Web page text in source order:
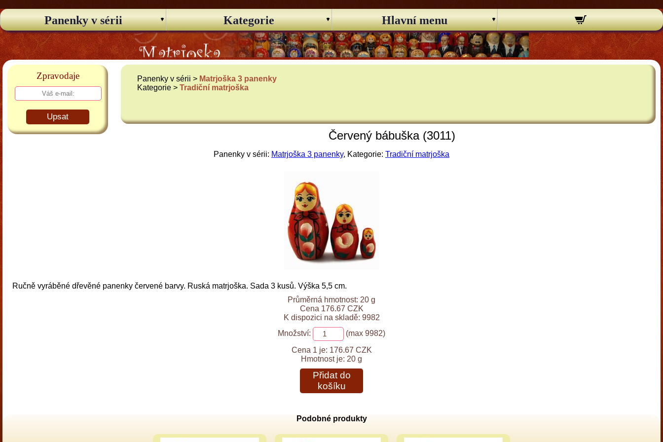
Panenky v sérii Kategorie Hlavní menu
Zpravodaje
Upsat
Panenky v sérii > Matrjoška 3 panenky
Kategorie >Tradiční matrjoška
Červený bábuška (3011)
Panenky v sérii: Matrjoška 3 panenky, Kategorie: Tradiční matrjoška
Ručně vyráběné dřevěné panenky červené barvy. Ruská matrjoška. Sada 3 kusů. Výška 5,5 cm.
Průměrná hmotnost: 20 g
Cena 176.67 CZK
K dispozici na skladě: 9982
Množství:
(max 9982)
Cena 1 je: 176.67 CZK
Hmotnost je: 20 g
Přidat do
košíku
Podobné produkty